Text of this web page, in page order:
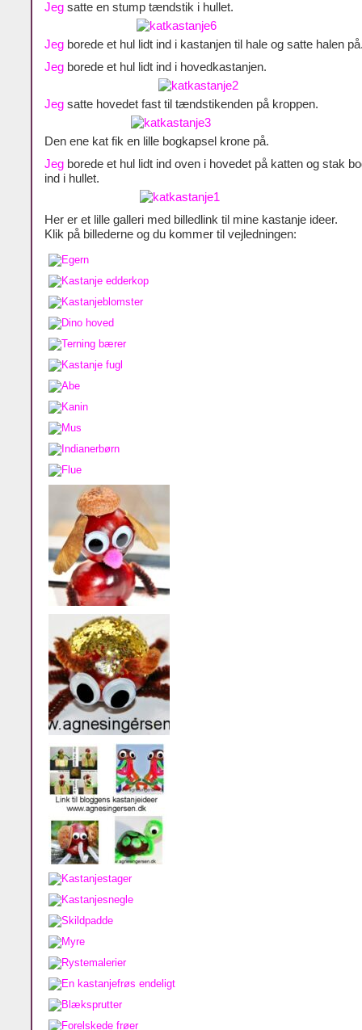
Jeg satte en stump tændstik i hullet.
Jeg borede et hul lidt ind i kastanjen til hale og satte halen
Jeg borede et hul lidt ind i hovedkastanjen.
Jeg satte hovedet fast til tændstikenden på kroppen.
Den ene kat fik en lille bogkapsel krone på.
Jeg borede et hul lidt ind oven i hovedet på katten og stak
ind i hullet.
Her er et lille galleri med billedlink til mine kastanje ideer.
Klik på billederne og du kommer til vejledningen: